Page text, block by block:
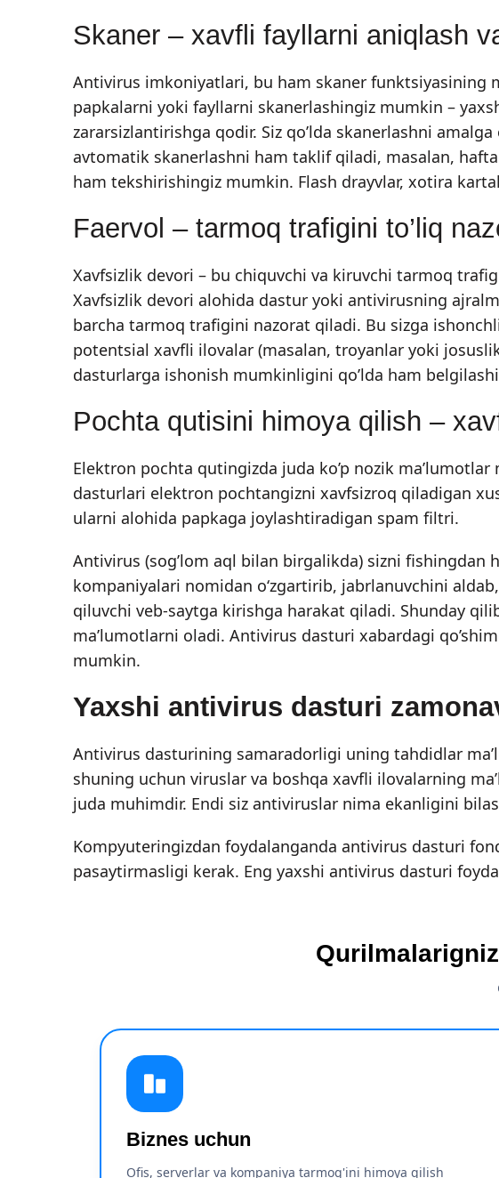
Skaner – xavfli fayllarni aniqlash
Antivirus imkoniyatlari, bu ham skaner
papkalarni yoki fayllarni skanerlashingiz mumkin –
zararsizlantirishga qodir. Siz qo’lda skanerlashni
avtomatik skanerlashni ham taklif qiladi, masalan,
ham tekshirishingiz mumkin. Flash drayvlar, xotira
Faervol – tarmoq trafigini to’liq
Xavfsizlik devori – bu chiquvchi va kiruvchi tarmoq
Xavfsizlik devori alohida dastur yoki antivirusning
barcha tarmoq trafigini nazorat qiladi. Bu sizga
potentsial xavfli ilovalar (masalan, troyanlar yoki
dasturlarga ishonish mumkinligini qo’lda ham
Pochta qutisini himoya qilish –
Elektron pochta qutingizda juda ko’p nozik
dasturlari elektron pochtangizni xavfsizroq qiladigan
ularni alohida papkaga joylashtiradigan spam filtri.
Antivirus (sog’lom aql bilan birgalikda) sizni
kompaniyalari nomidan o‘zgartirib, jabrlanuvchini
qiluvchi veb-saytga kirishga harakat qiladi. Shunday
ma’lumotlarni oladi. Antivirus dasturi xabardagi
mumkin.
Yaxshi antivirus dasturi
Antivirus dasturining samaradorligi uning tahdidlar
shuning uchun viruslar va boshqa xavfli ilovalarning
juda muhimdir. Endi siz antiviruslar nima ekanligini
Kompyuteringizdan foydalanganda antivirus dasturi
pasaytirmasligi kerak. Eng yaxshi antivirus dasturi
Biznes uchun
Ofis, serverlar va kompaniya tarmog'ini himoya qilish